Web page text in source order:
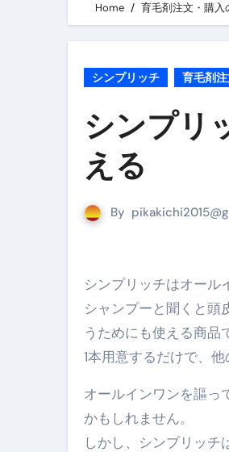
【ダイ
【1日
『葬送
リサイ
青森県
【輸入
この動
意外に
アフィ
【必見
Home 育毛剤注文・購入
シンプリッチ 育毛剤
シンプリ
える
By
シンプリッチはオー
シャンプーと聞くと頭
うためにも使える商品
1本用意するだけで、
オールインワンを謳っ
かもしれません。
しかし、シンプリッ